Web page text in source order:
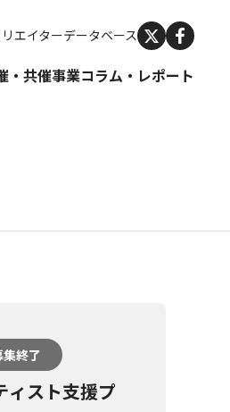
エイターデータベース
・共催事業コラム・レポート
集終了
ィスト支援プ